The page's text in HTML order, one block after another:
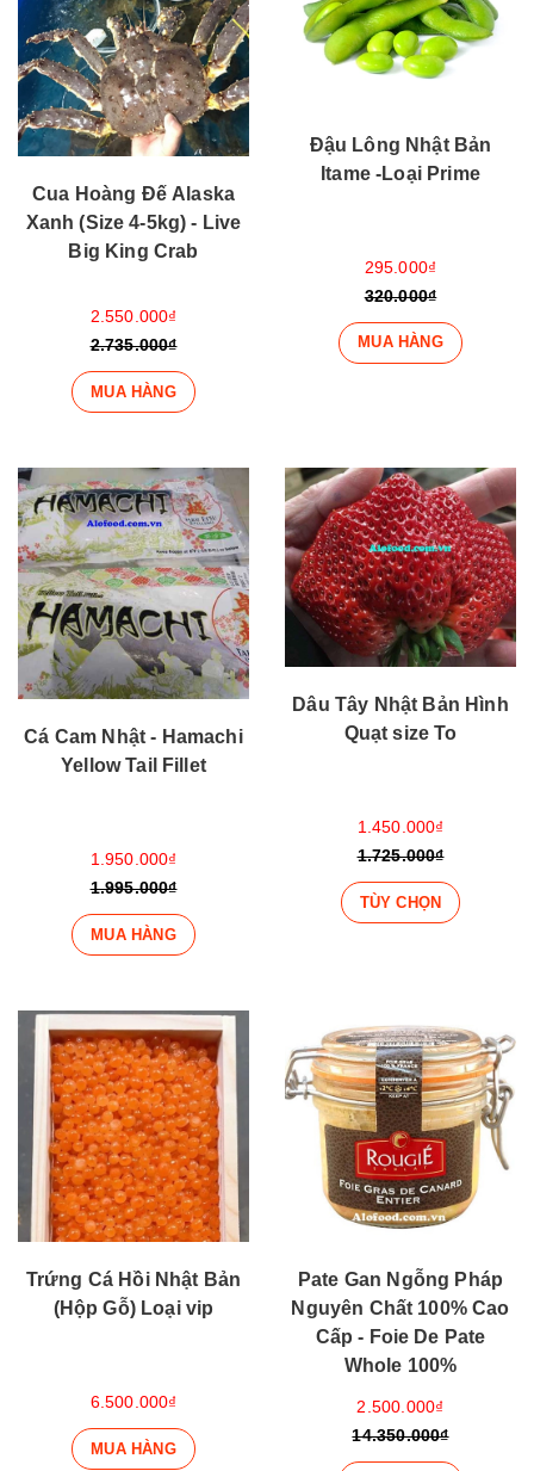
Cua Hoàng Đế Alaska
Xanh (Size 4-5kg) - Live
Big King Crab
2.550.000₫
2.735.000₫
MUA HÀNG
Đậu Lông Nhật Bản
Itame -Loại Prime
295.000₫
320.000₫
MUA HÀNG
Cá Cam Nhật - Hamachi
Yellow Tail Fillet
1.950.000₫
1.995.000₫
MUA HÀNG
Dâu Tây Nhật Bản Hình
Quạt size To
1.450.000₫
1.725.000₫
TÙY CHỌN
Trứng Cá Hồi Nhật Bản
(Hộp Gỗ) Loại vip
6.500.000₫
MUA HÀNG
Pate Gan Ngỗng Pháp
Nguyên Chất 100% Cao
Cấp - Foie De Pate
Whole 100%
2.500.000₫
14.350.000₫